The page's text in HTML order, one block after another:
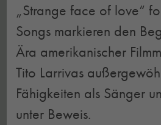
„Strange face of love“
Songs markieren den
Ära amerikanischer
Tito Larrivas
Fähigkeiten als Sänger
unter Beweis.